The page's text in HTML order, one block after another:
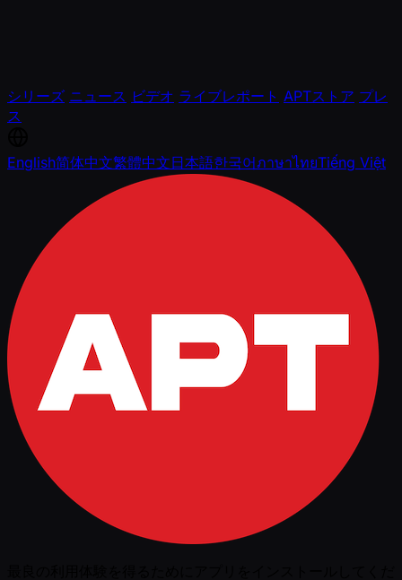
シリーズ ニュース ビデオ ライブレポート APTストア プレ
ス
English简体中文繁體中文日本語한국어ภาษาไทยTiếng Việt